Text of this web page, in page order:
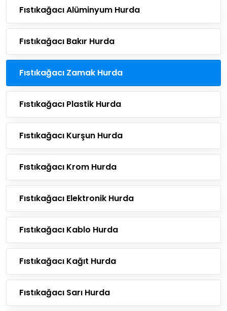
Fıstıkağacı Alüminyum Hurda
Fıstıkağacı Bakır Hurda
Fıstıkağacı Zamak Hurda
Fıstıkağacı Plastik Hurda
Fıstıkağacı Kurşun Hurda
Fıstıkağacı Krom Hurda
Fıstıkağacı Elektronik Hurda
Fıstıkağacı Kablo Hurda
Fıstıkağacı Kağıt Hurda
Fıstıkağacı Sarı Hurda